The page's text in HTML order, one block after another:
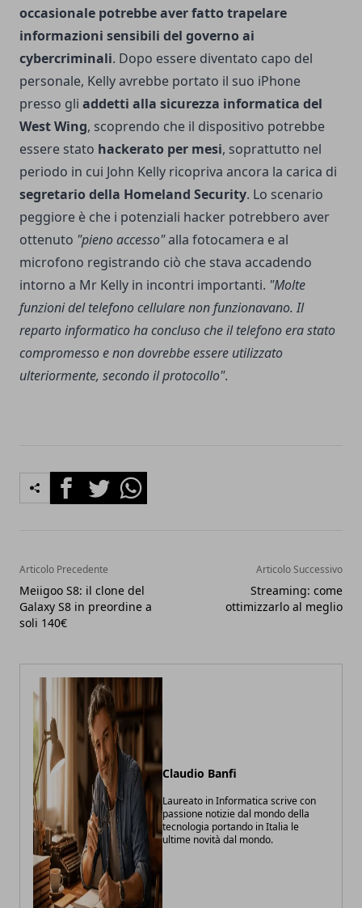
occasionale potrebbe aver fatto trapelare
informazioni sensibili del governo ai
cybercriminali. Dopo essere diventato capo del
personale, Kelly avrebbe portato il suo iPhone
presso gli addetti alla sicurezza informatica del
West Wing, scoprendo che il dispositivo potrebbe
essere stato hackerato per mesi, soprattutto nel
periodo in cui John Kelly ricopriva ancora la carica di
segretario della Homeland Security. Lo scenario
peggiore è che i potenziali hacker potrebbero aver
ottenuto "pieno accesso"alla fotocamera e al
microfono registrando ciò che stava accadendo
intorno a Mr Kelly in incontri importanti. "Molte
funzioni del telefono cellulare non funzionavano. Il
reparto informatico ha concluso che il telefono era stato
compromesso e non dovrebbe essere utilizzato
ulteriormente, secondo il protocollo".
FacebookTwitterWhatsapp
Articolo Precedente
Meiigoo S8: il clone del
Galaxy S8 in preordine a
soli 140€
Articolo Successivo
Streaming: come
ottimizzarlo al meglio
Claudio Banfi
Laureato in Informatica scrive con
passione notizie dal mondo della
tecnologia portando in Italia le
ultime novità dal mondo.